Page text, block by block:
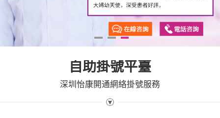
自助掛號平臺
深圳怡康開通網絡掛號服務